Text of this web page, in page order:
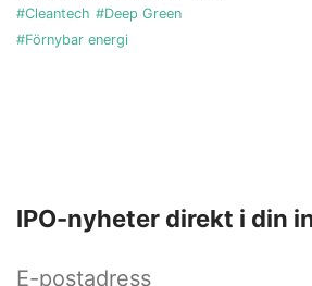
#Cleantech #Deep Green
#Förnybar energi
IPO-nyheter direkt i din